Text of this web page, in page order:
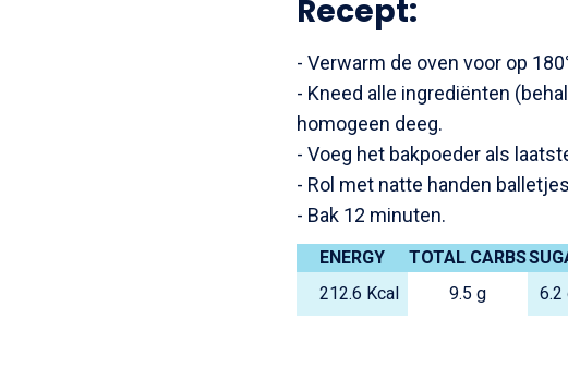
Recept:
- Verwarm de oven voor op
- Kneed alle ingrediënten
homogeen deeg.
- Voeg het bakpoeder als
- Rol met natte handen
- Bak 12 minuten.
ENERGY TOTAL CARBS
212.6 Kcal
9.5 g 6.2